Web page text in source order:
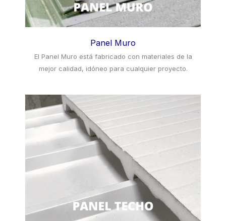
Panel Muro
El Panel Muro está fabricado con materiales de la
mejor calidad, idóneo para cualquier proyecto.